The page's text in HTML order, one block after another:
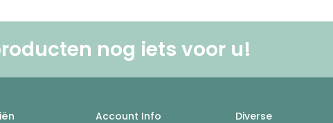
nog iets voor u!
Account Info Diverse